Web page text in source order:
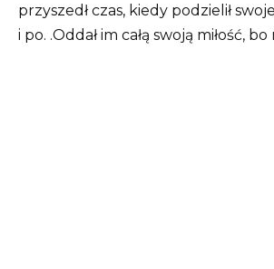
przyszedł czas, kiedy podzielił
i po. .Oddał im całą swoją miłość, bo